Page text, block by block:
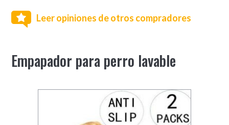
Leer opiniones de otros compradores
Empapador para perro lavable